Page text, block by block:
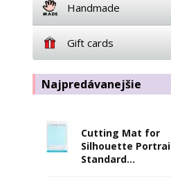
Handmade
Gift cards
Najpredávanejšie
Cutting Mat for
Silhouette
Standard...